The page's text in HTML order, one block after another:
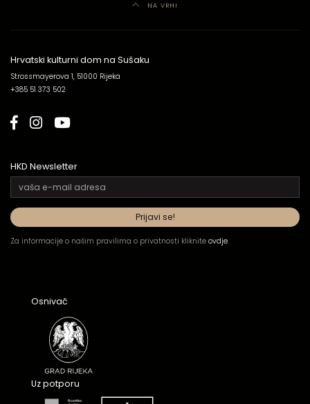
NA VRH!
Hrvatski kulturni dom na Sušaku
Strossmayerova 1, 51000 Rijeka
+385 51 373 502
HKD Newsletter
Za informacije o našim pravilima o privatnosti kliknite ovdje.
Osnivač
Uz potporu